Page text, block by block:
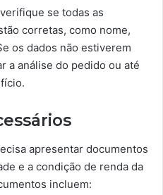
se todas as
corretas, como nome,
os dados não estiverem
a análise do pedido ou até
apresentar documentos
e a condição de renda da
incluem: